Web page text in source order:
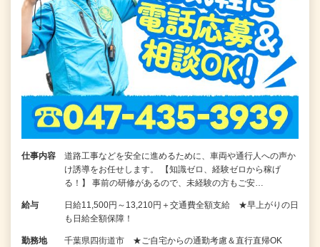
仕事内容
道路工事などを安全に進めるために、車両や通行人への声か
け誘導をお任せします。 【知識ゼロ、経験ゼロから稼げ
る！】 事前の研修があるので、未経験の方もご安…
給与
日給11,500円～13,210円＋交通費全額支給 ★早上がりの日
も日給全額保障！
勤務地 千葉県四街道市 ★ご自宅からの通勤考慮＆直行直帰OK